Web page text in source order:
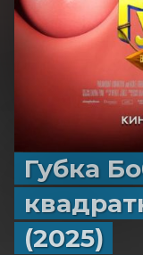
Губка
(2025)